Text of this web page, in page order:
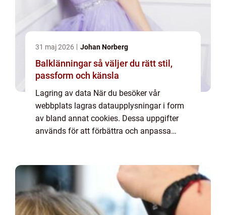
31 maj 2026 Johan Norberg
Balklänningar så väljer du rätt stil,
passform och känsla
Lagring av data När du besöker vår
webbplats lagras dataupplysningar i form
av bland annat cookies. Dessa uppgifter
används för att förbättra och anpassa